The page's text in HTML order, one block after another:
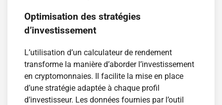
Optimisation des stratégies
d’investissement
L’utilisation d’un calculateur de rendement
transforme la manière d’aborder l’investissement
en cryptomonnaies. Il facilite la mise en place
d’une stratégie adaptée à chaque profil
d’investisseur. Les données fournies par l’outil